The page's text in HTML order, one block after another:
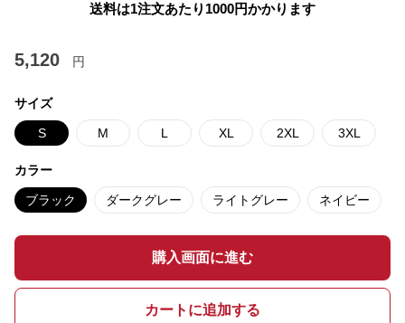
送料は1注文あたり 1000円かかります
5,120 円
サイズ
S M L XL 2XL 3XL
カラー
ブラック ダークグレー ライトグレー ネイビー
購入画面に進む
カートに追加する